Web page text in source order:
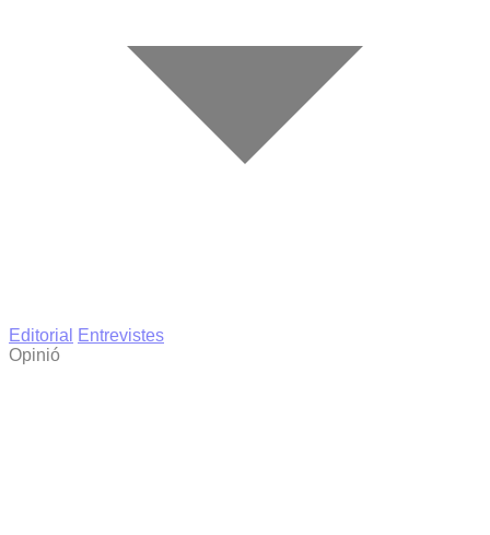
Editorial
Entrevistes
Opinió